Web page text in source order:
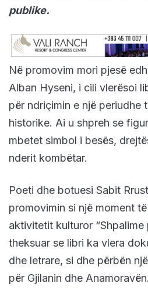
publike.
Në promovim mori pjesë
Alban Hyseni, i cili vlerësoi
për ndriçimin e një periudhe
historike. Ai u shpreh se
mbetet simbol i besës,
nderit kombëtar.
Poeti dhe botuesi Sabit
promovimin si një moment
aktivitetit kulturor “Shpalime
theksuar se libri ka vlera
dhe letrare, si dhe përbën
për Gjilanin dhe Anamoravën.